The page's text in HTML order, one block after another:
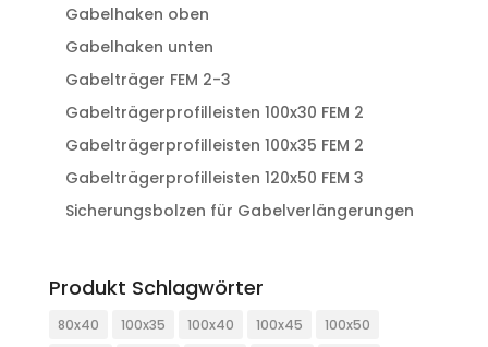
Gabelhaken oben
Gabelhaken unten
Gabelträger FEM 2-3
Gabelträgerprofilleisten 100x30 FEM 2
Gabelträgerprofilleisten 100x35 FEM 2
Gabelträgerprofilleisten 120x50 FEM 3
Sicherungsbolzen für Gabelverlängerungen
Produkt Schlagwörter
80x40 100x35 100x40 100x45
100x50